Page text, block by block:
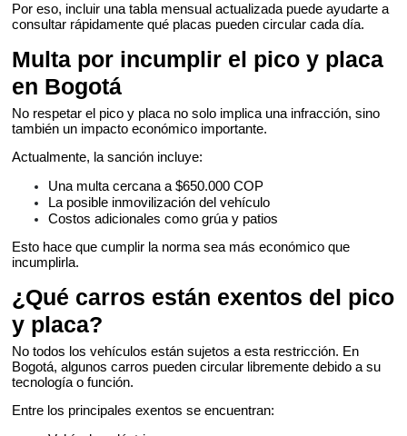
Por eso, incluir una tabla mensual actualizada puede ayudarte a
consultar rápidamente qué placas pueden circular cada día.
Multa por incumplir el pico y placa
en Bogotá
No respetar el pico y placa no solo implica una infracción, sino
también un impacto económico importante.
Actualmente, la sanción incluye:
Una multa cercana a $650.000 COP
La posible inmovilización del vehículo
Costos adicionales como grúa y patios
Esto hace que cumplir la norma sea más económico que
incumplirla.
¿Qué carros están exentos del pico
y placa?
No todos los vehículos están sujetos a esta restricción. En
Bogotá, algunos carros pueden circular libremente debido a su
tecnología o función.
Entre los principales exentos se encuentran: